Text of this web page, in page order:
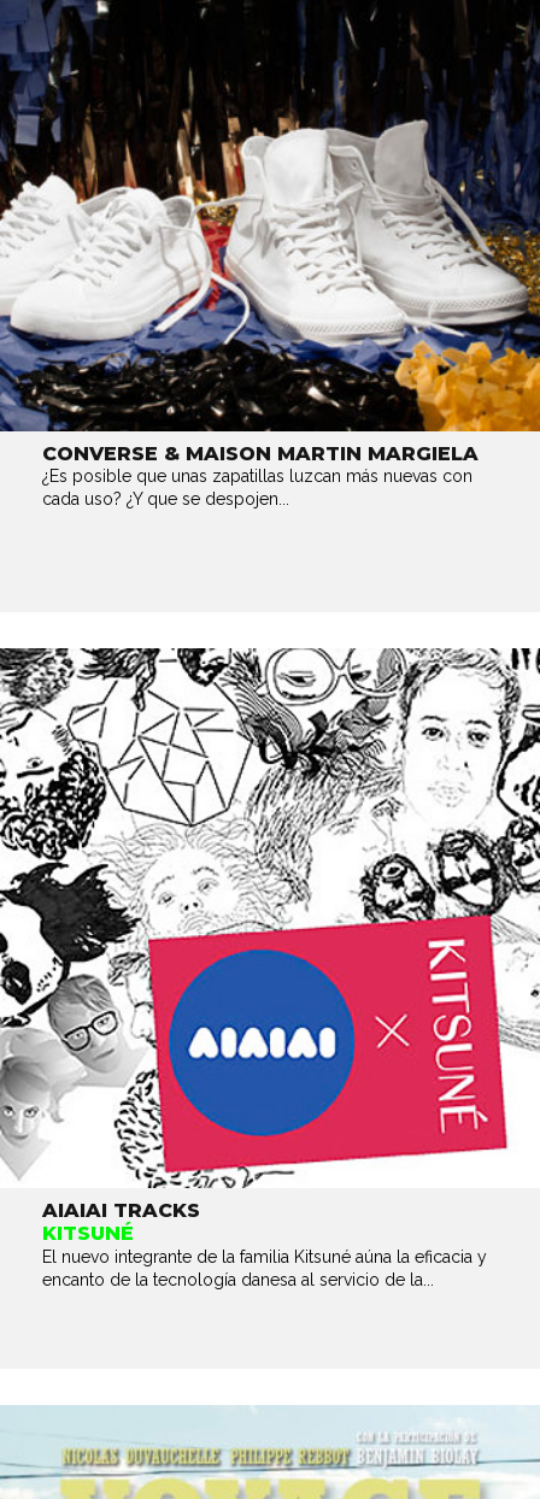
CONVERSE & MAISON MARTIN MARGIELA
¿Es posible que unas zapatillas luzcan más nuevas con
cada uso? ¿Y que se despojen...
AIAIAI TRACKS
KITSUNÉ
El nuevo integrante de la familia Kitsuné aúna la eficacia y
encanto de la tecnología danesa al servicio de la...